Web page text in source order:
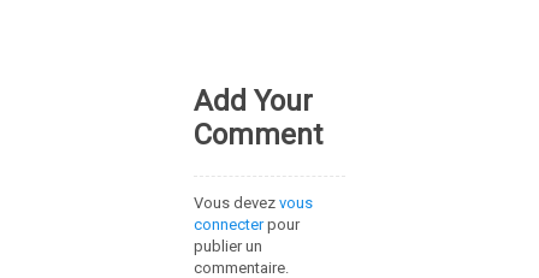
Add Your
Comment
Vous devez vous
connecterpour
publier un
commentaire.